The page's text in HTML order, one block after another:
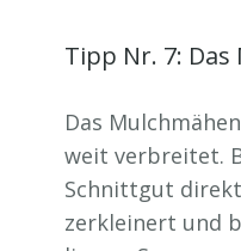
Tipp Nr. 7: Das
Das
weit verbreitet.
Schnittgut
zerkleinert und